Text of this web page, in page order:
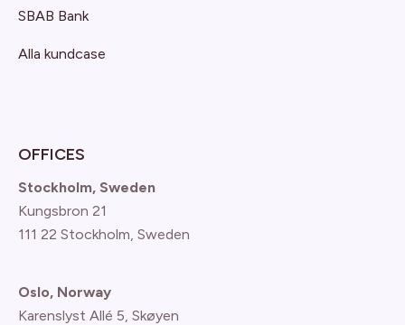
SBAB Bank
Alla kundcase
OFFICES
Stockholm, Sweden
Kungsbron 21
111 22 Stockholm, Sweden
Oslo, Norway
Karenslyst Allé 5, Skøyen